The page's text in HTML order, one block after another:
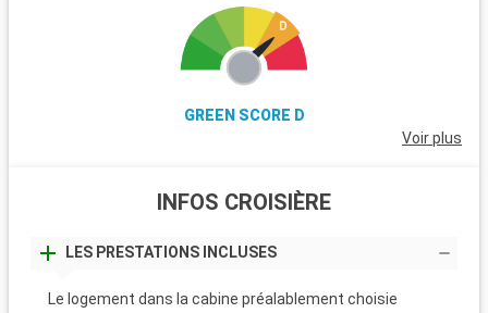
GREEN SCORE D
Voir plus
INFOS CROISIÈRE
LES PRESTATIONS INCLUSES
Le logement dans la cabine préalablement choisie